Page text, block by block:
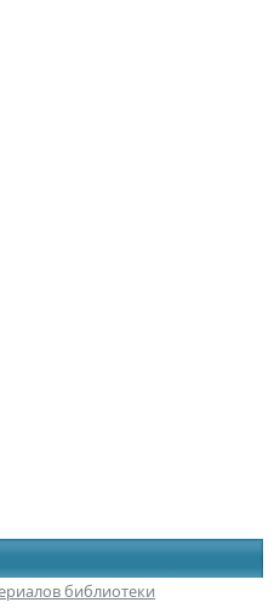
библиотеки